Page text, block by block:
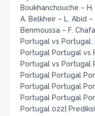
Boukhanchouche –
A. Belkheir – L. Abid
Benmoussa – F.
Portugal vs
Portugal Portugal vs
Portugal vs Portugal
Portugal Portugal
Portugal Portugal
Portugal Portugal
Portugal 022]